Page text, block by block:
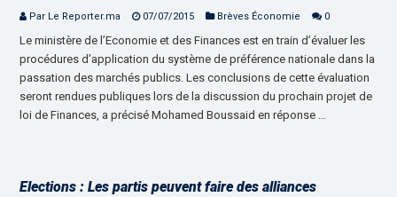
Par Le Reporter.ma 07/07/2015 Brèves Économie 0
Le ministère de l’Economie et des Finances est en train d’évaluer les
procédures d’application du système de préférence nationale dans la
passation des marchés publics. Les conclusions de cette évaluation
seront rendues publiques lors de la discussion du prochain projet de
loi de Finances, a précisé Mohamed Boussaid en réponse …
Elections : Les partis peuvent faire des alliances